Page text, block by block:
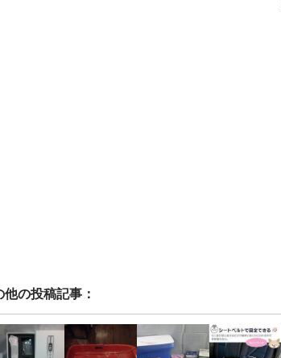
他の投稿記事：